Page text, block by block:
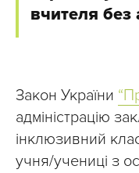
вчителя без
Закон України
адміністрацію
інклюзивний
учня/учениці з